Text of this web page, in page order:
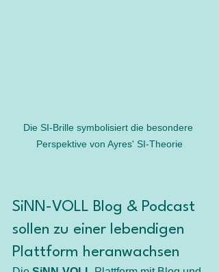
Die SI-Brille symbolisiert die besondere
Perspektive von Ayres' SI-Theorie
SiNN-VOLL Blog & Podcast
sollen zu einer lebendigen
Plattform heranwachsen